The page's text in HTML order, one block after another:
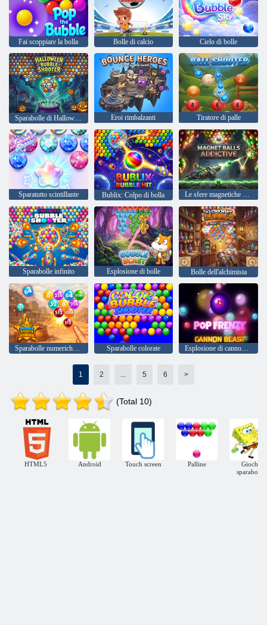
Fai scoppiare la bolla Bolle di calcio Cielo di bolle
Sparabolle di Halloween Eroi rimbalzanti Tiratore di palle
Sparatutto scintillante Bublix: Colpo di bolla Le sfere magnetiche creano dipendenza
Sparabolle infinito Esplosione di bolle Bolle dell'alchimista
Sparabolle colorate
1 2 5 6 >
(Total 10)
HTML5 Android Touch screen Palline
Giochi
sparabolle